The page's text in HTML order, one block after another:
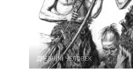
ДРЕВНИЙ ЧЕЛОВЕК